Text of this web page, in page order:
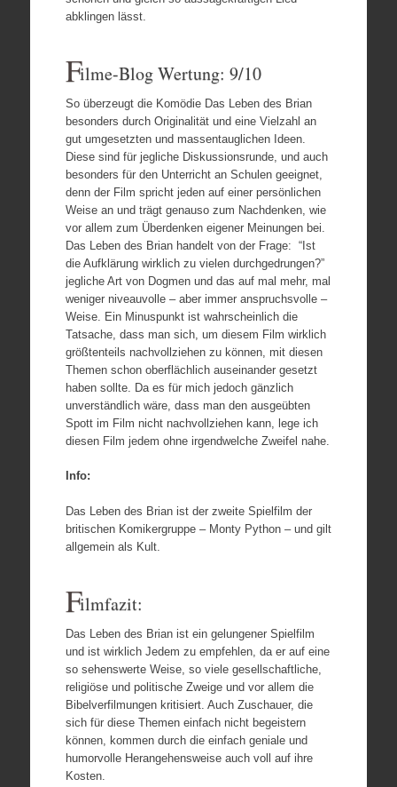
abklingen lässt.
Filme-Blog Wertung: 9/10
So überzeugt die Komödie Das Leben des Brian
besonders durch Originalität und eine Vielzahl an
gut umgesetzten und massentauglichen Ideen.
Diese sind für jegliche Diskussionsrunde, und auch
besonders für den Unterricht an Schulen geeignet,
denn der Film spricht jeden auf einer persönlichen
Weise an und trägt genauso zum Nachdenken, wie
vor allem zum Überdenken eigener Meinungen bei.
Das Leben des Brian handelt von der Frage: “Ist
die Aufklärung wirklich zu vielen durchgedrungen?”
jegliche Art von Dogmen und das auf mal mehr, mal
weniger niveauvolle – aber immer anspruchsvolle –
Weise. Ein Minuspunkt ist wahrscheinlich die
Tatsache, dass man sich, um diesem Film wirklich
größtenteils nachvollziehen zu können, mit diesen
Themen schon oberflächlich auseinander gesetzt
haben sollte. Da es für mich jedoch gänzlich
unverständlich wäre, dass man den ausgeübten
Spott im Film nicht nachvollziehen kann, lege ich
diesen Film jedem ohne irgendwelche Zweifel nahe.
Info:
Das Leben des Brian ist der zweite Spielfilm der
britischen Komikergruppe – Monty Python – und gilt
allgemein als Kult.
Filmfazit:
Das Leben des Brian ist ein gelungener Spielfilm
und ist wirklich Jedem zu empfehlen, da er auf eine
so sehenswerte Weise, so viele gesellschaftliche,
religiöse und politische Zweige und vor allem die
Bibelverfilmungen kritisiert. Auch Zuschauer, die
sich für diese Themen einfach nicht begeistern
können, kommen durch die einfach geniale und
humorvolle Herangehensweise auch voll auf ihre
Kosten.